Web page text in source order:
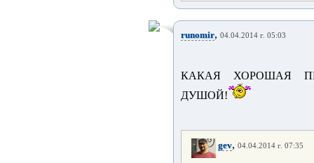
runomir, 04.04.2014 г. 05:03
КАКАЯ ХОРОШАЯ
ДУШОЙ!
gev, 04.04.2014 г. 07:35